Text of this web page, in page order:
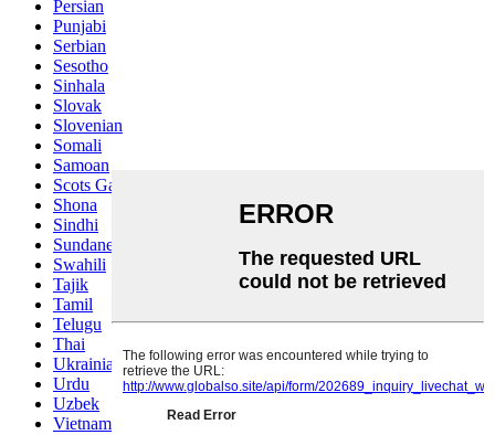
Persian
Punjabi
Serbian
Sesotho
Sinhala
Slovak
Slovenian
Somali
Samoan
Scots Gaelic
Shona
Sindhi
Sundanese
Swahili
Tajik
Tamil
Telugu
Thai
Ukrainian
Urdu
Uzbek
Vietnamese